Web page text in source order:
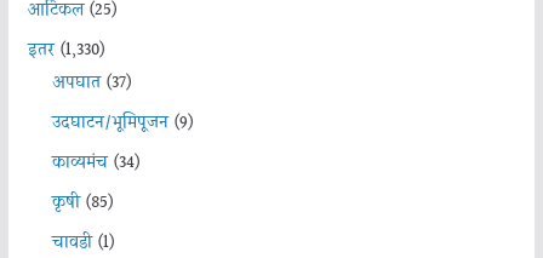
आर्टिकल(25)
इतर(1,330)
अपघात(37)
उदघाटन/भूमिपूजन(9)
काव्यमंच(34)
कृषी(85)
चावडी(1)